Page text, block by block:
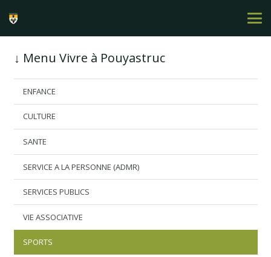
↓ Menu Vivre à Pouyastruc
ENFANCE
CULTURE
SANTE
SERVICE A LA PERSONNE (ADMR)
SERVICES PUBLICS
VIE ASSOCIATIVE
SPORTS